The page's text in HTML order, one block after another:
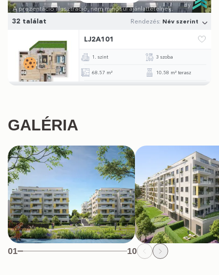
GALÉRIA
01 10